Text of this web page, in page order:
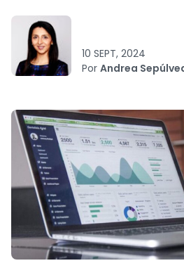
10 SEPT, 2024
Por Andrea